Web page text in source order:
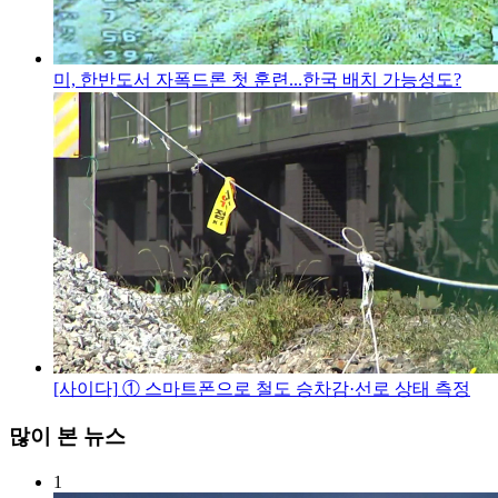
미, 한반도서 자폭드론 첫 훈련...한국 배치 가능성도?
[사이다] ① 스마트폰으로 철도 승차감·선로 상태 측정
많이 본 뉴스
1